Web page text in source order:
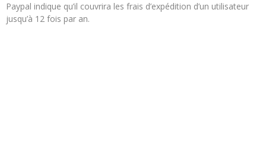
Paypal indique qu’il couvrira les frais d’expédition d’un utilisateur
jusqu’à 12 fois par an.